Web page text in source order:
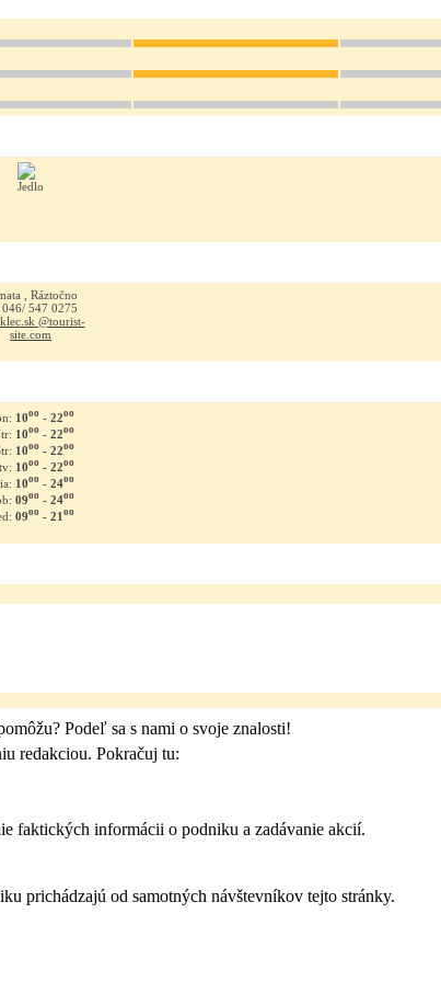
, Ráztočno
046/ 547 0275
@tourist-
site.com
10oo- 22oo
10oo- 22oo
10oo- 22oo
10oo- 22oo
10oo- 24oo
09oo- 24oo
09oo- 21 oo
Podeľ sa s nami o svoje znalosti!
redakciou. Pokračuj tu:
faktických informácii o podniku a zadávanie akcií.
prichádzajú od samotných návštevníkov tejto stránky.